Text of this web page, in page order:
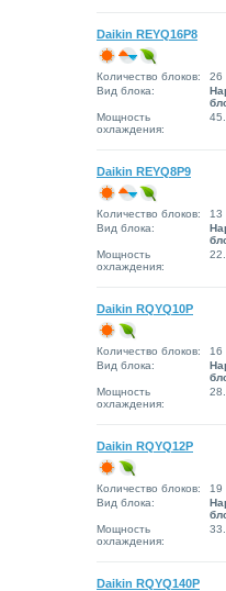
Daikin REYQ16P8
Количество блоков:
26
Вид блока:
Мощность
охлаждения:
Daikin REYQ8P9
Количество блоков:
13
Вид блока:
Мощность
охлаждения:
Daikin RQYQ10P
Количество блоков:
16
Вид блока:
Мощность
охлаждения:
Daikin RQYQ12P
Количество блоков:
19
Вид блока:
Мощность
охлаждения:
Daikin RQYQ140P